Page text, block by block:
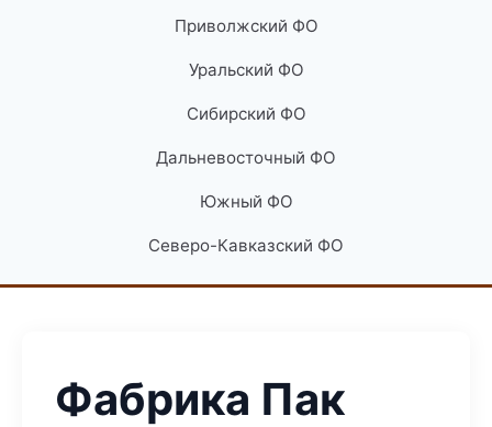
Приволжский ФО
Уральский ФО
Сибирский ФО
Дальневосточный ФО
Южный ФО
Северо-Кавказский ФО
Фабрика Пак